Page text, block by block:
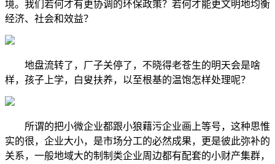
境。我们若何才有更协调的环保政策？若何才能更文明地均衡
经济、社会和效益？
地盘流转了，厂子关停了，不晓得老苍生的明天会是啥
样，孩子上学，白叟扶养，以至根基的温饱怎样处理呢？
所谓的把小微企业都跟小狼藉污企业画上等号，这种思惟
实的很，企业大小，是市场分工的必然成果，更是彼此弥补的
关系，一般地域大的制制类企业周边都有配套的小财产集群，